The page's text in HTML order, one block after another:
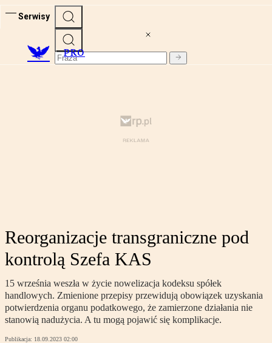
Serwisy
PRO
Reorganizacje transgraniczne pod
kontrolą Szefa KAS
15 września weszła w życie nowelizacja kodeksu spółek
handlowych. Zmienione przepisy przewidują obowiązek uzyskania
potwierdzenia organu podatkowego, że zamierzone działania nie
stanowią nadużycia. A tu mogą pojawić się komplikacje.
Publikacja: 18.09.2023 02:00